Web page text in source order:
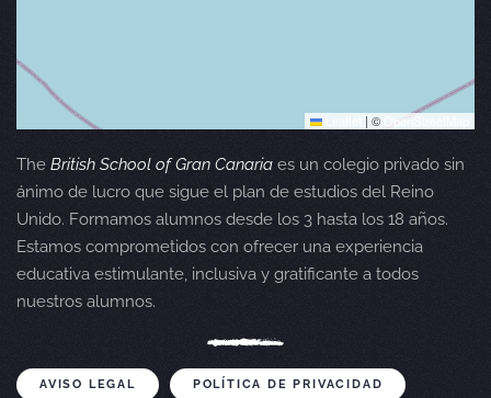
| © OpenStreetMap
The British School of Gran Canaria es un colegio privado sin
ánimo de lucro que sigue el plan de estudios del Reino
Unido. Formamos alumnos desde los 3 hasta los 18 años.
Estamos comprometidos con ofrecer una experiencia
educativa estimulante, inclusiva y gratificante a todos
nuestros alumnos.
AVISO LEGAL POLÍTICA DE PRIVACIDAD